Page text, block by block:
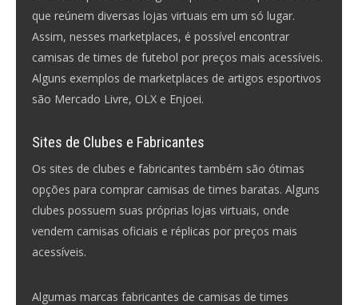
que reúnem diversas lojas virtuais em um só lugar.
Assim, nesses marketplaces, é possível encontrar
camisas de times de futebol por preços mais acessíveis.
Alguns exemplos de marketplaces de artigos esportivos
são Mercado Livre, OLX e Enjoei.
Sites de Clubes e Fabricantes
Os sites de clubes e fabricantes também são ótimas
opções para comprar camisas de times baratas. Alguns
clubes possuem suas próprias lojas virtuais, onde
vendem camisas oficiais e réplicas por preços mais
acessíveis.
Algumas marcas fabricantes de camisas de times